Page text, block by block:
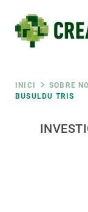
contingut
Fil
INICI SOBRE
BUSULDU TRIS
RRSS